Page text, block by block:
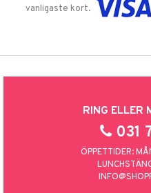
vanligaste kort.
RING ELLER
031
ÖPPETTIDER: